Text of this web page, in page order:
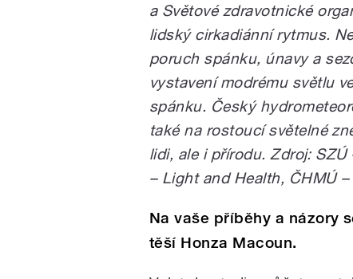
a Světové zdravotnické
lidský cirkadiánní rytmus.
poruch spánku, únavy a
vystavení modrému světlu
spánku. Český
také na rostoucí světelné
lidi, ale i přírodu. Zdroj:
– Light and Health, ČHMÚ
Na vaše příběhy a názory
těší Honza Macoun.